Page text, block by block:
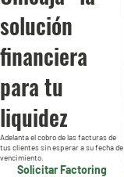
solución
financiera
para tu
liquidez
Adelanta el cobro de las facturas de
tus clientes sin esperar a su fecha de
vencimiento.
Solicitar Factoring